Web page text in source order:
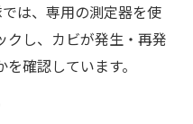
は、専用の測定器を使
クし、カビが発生・再発
確認しています。